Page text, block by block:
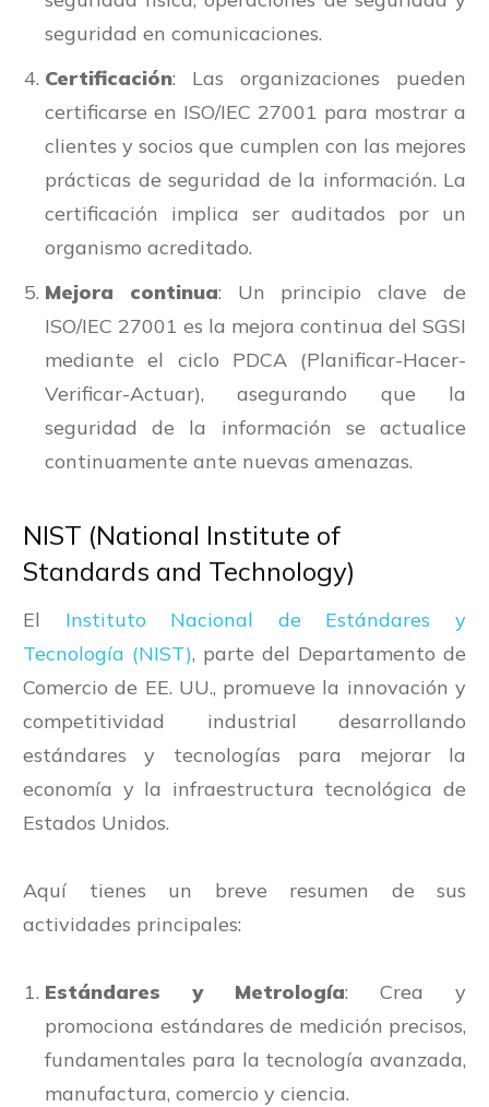
seguridad en comunicaciones.
Certificación: Las organizaciones pueden
certificarse en ISO/IEC 27001 para mostrar a
clientes y socios que cumplen con las mejores
prácticas de seguridad de la información. La
certificación implica ser auditados por un
organismo acreditado.
Mejora continua: Un principio clave de
ISO/IEC 27001 es la mejora continua del SGSI
mediante el ciclo PDCA (Planificar-Hacer-
Verificar-Actuar), asegurando que la
seguridad de la información se actualice
continuamente ante nuevas amenazas.
NIST (National Institute of
Standards and Technology)
El Instituto Nacional de Estándares y
Tecnología (NIST), parte del Departamento de
Comercio de EE. UU., promueve la innovación y
competitividad industrial desarrollando
estándares y tecnologías para mejorar la
economía y la infraestructura tecnológica de
Estados Unidos.
Aquí tienes un breve resumen de sus
actividades principales:
Estándares y Metrología: Crea y
promociona estándares de medición precisos,
fundamentales para la tecnología avanzada,
manufactura, comercio y ciencia.